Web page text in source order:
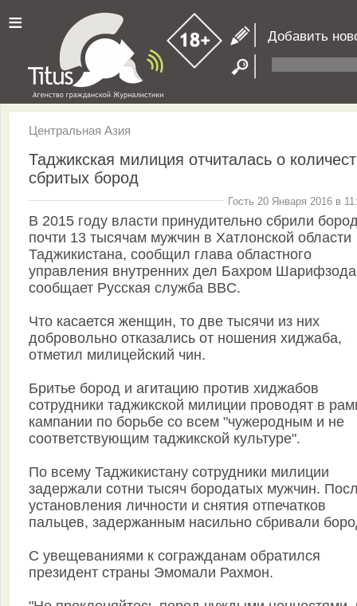
≡ Добавить
Центральная Азия
Таджикская милиция отчиталась о
сбритых бород
Гость 20 Января 2016 в
В 2015 году власти принудительно сбрили
почти 13 тысячам мужчин в Хатлонской области
Таджикистана, сообщил глава областного
управления внутренних дел Бахром
сообщает Русская служба BBC.
Что касается женщин, то две тысячи из них
добровольно отказались от ношения хиджаба,
отметил милицейский чин.
Бритье бород и агитацию против хиджабов
сотрудники таджикской милиции проводят в
кампании по борьбе со всем "чужеродным и не
соответствующим таджикской культуре".
По всему Таджикистану сотрудники милиции
задержали сотни тысяч бородатых мужчин.
установления личности и снятия отпечатков
пальцев, задержанным насильно сбривали
С увещеваниями к согражданам обратился
президент страны Эмомали Рахмон.